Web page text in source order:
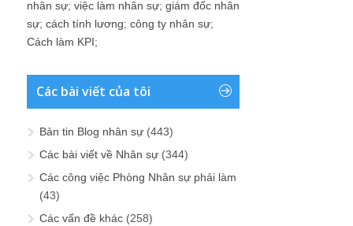
nhân sự; việc làm nhân sự; giám đốc nhân
sự; cách tính lương; công ty nhân sự;
Cách làm KPI;
Các bài viết của tôi
Bản tin Blog nhân sự (443)
Các bài viết về Nhân sự (344)
Các công việc Phòng Nhân sự phải làm
(43)
Các vấn đề khác (258)